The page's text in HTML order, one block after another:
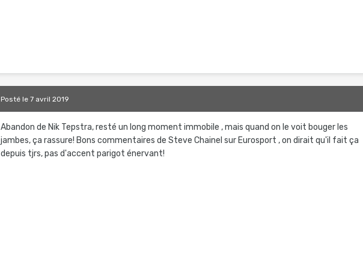
Postéle 7 avril 2019
Abandon de Nik Tepstra, resté un long moment immobile , mais quand on le voit bouger les
jambes, ça rassure! Bons commentaires de Steve Chainel sur Eurosport , on dirait qu'il fait ça
depuis tjrs, pas d'accent parigot énervant!